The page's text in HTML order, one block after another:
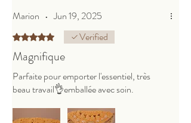
Marion • Jun 19, 2025
Rated 5 out of 5 stars.
Verified
Magnifique
Parfaite pour emporter l'essentiel, très
beau travail👌emballée avec soin.